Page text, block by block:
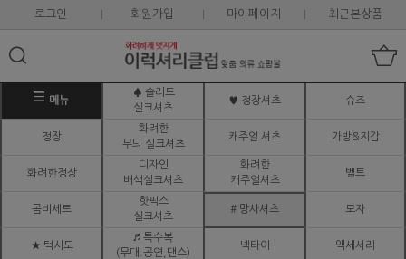
로그인 회원가입 마이페이지 최근본상품
메뉴
♠ 솔리드
실크셔츠
♥ 정장셔츠 슈즈
정장
화려한
무늬 실크셔츠
캐주얼 셔츠 가방&지갑
화려한정장
디자인
배색실크셔츠
화려한
캐주얼셔츠
벨트
콤비세트
핫픽스
실크셔츠
# 망사셔츠 모자
★ 턱시도
♬ 특수복
(무대.공연,댄스)
넥타이 액세서리